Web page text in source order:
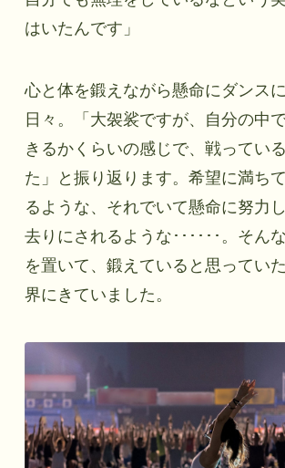
はいたんです」
心と体を鍛えながら懸命にダンス
日々。「大袈裟ですが、自分の中
きるかくらいの感じで、戦ってい
た」と振り返ります。希望に満ち
るような、それでいて懸命に努力
去りにされるような･･････。そん
を置いて、鍛えていると思ってい
界にきていました。